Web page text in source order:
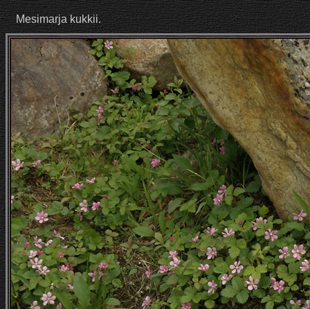
Mesimarja kukkii.